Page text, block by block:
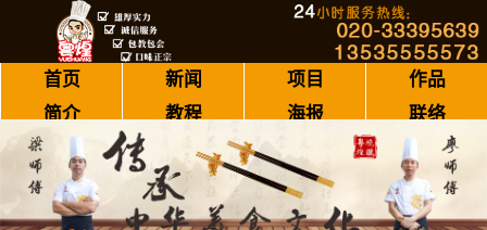
首页 新闻 项目
作品
简介
教程 海报 联络